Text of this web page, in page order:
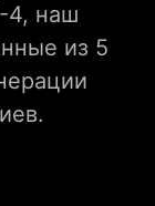
4, наш
из 5